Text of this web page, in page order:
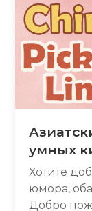
умных
Хотите
юмора,
Добро